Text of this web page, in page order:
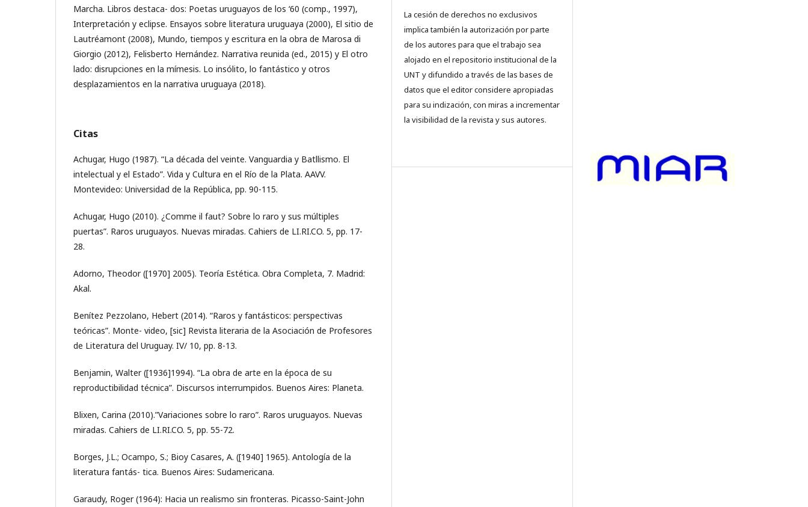
Marcha. Libros destaca- dos: Poetas uruguayos de los ‘60 (comp., 1997),
Interpretación y eclipse. Ensayos sobre literatura uruguaya (2000), El sitio de
Lautréamont (2008), Mundo, tiempos y escritura en la obra de Marosa di
Giorgio (2012), Felisberto Hernández. Narrativa reunida (ed., 2015) y El otro
lado: disrupciones en la mímesis. Lo insólito, lo fantástico y otros
desplazamientos en la narrativa uruguaya (2018).
Citas
Achugar, Hugo (1987). “La década del veinte. Vanguardia y Batllismo. El
intelectual y el Estado”. Vida y Cultura en el Río de la Plata. AAVV.
Montevideo: Universidad de la República, pp. 90-115.
Achugar, Hugo (2010). ¿Comme il faut? Sobre lo raro y sus múltiples
puertas”. Raros uruguayos. Nuevas miradas. Cahiers de LI.RI.CO. 5, pp. 17-
28.
Adorno, Theodor ([1970] 2005). Teoría Estética. Obra Completa, 7. Madrid:
Akal.
Benítez Pezzolano, Hebert (2014). “Raros y fantásticos: perspectivas
teóricas”. Monte- video, [sic] Revista literaria de la Asociación de Profesores
de Literatura del Uruguay. IV/ 10, pp. 8-13.
Benjamin, Walter ([1936]1994). “La obra de arte en la época de su
reproductibilidad técnica”. Discursos interrumpidos. Buenos Aires: Planeta.
Blixen, Carina (2010).”Variaciones sobre lo raro”. Raros uruguayos. Nuevas
miradas. Cahiers de LI.RI.CO. 5, pp. 55-72.
Borges, J.L.; Ocampo, S.; Bioy Casares, A. ([1940] 1965). Antología de la
literatura fantás- tica. Buenos Aires: Sudamericana.
Garaudy, Roger (1964): Hacia un realismo sin fronteras. Picasso-Saint-John
La cesión de derechos no exclusivos
implica también la autorización por parte
de los autores para que el trabajo sea
alojado en el repositorio institucional de la
UNT y difundido a través de las bases de
datos que el editor considere apropiadas
para su indización, con miras a incrementar
la visibilidad de la revista y sus autores.